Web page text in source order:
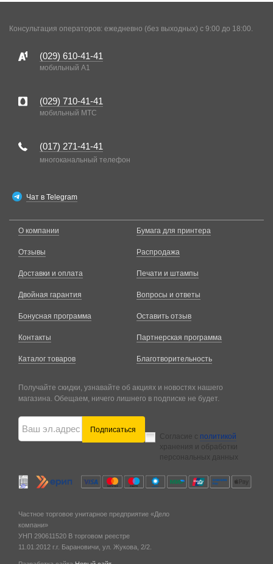
Консультация операторов: ежедневно (без выходных) с 9:00 до 18:00.
(029) 610-41-41
мобильный A1
(029) 710-41-41
мобильный MTC
(017) 271-41-41
многоканальный телефон
Чат в Telegram
О компании
Отзывы
Доставки и оплата
Двойная гарантия
Бонусная программа
Контакты
Каталог товаров
Бумага для принтера
Распродажа
Печати и штампы
Вопросы и ответы
Оставить отзыв
Партнерская программа
Благотворительность
Получайте скидки, узнавайте об акциях и новостях нашего
магазина. Обещаем, ничего лишнего в подписке не будет.
Подписаться
Согласие с политикой
хранения и обработки
персональных данных
Частное торговое унитарное предприятие «Дело
компани»
УНП 290611520 В торговом реестре
11.01.2012 г. г. Барановичи, ул. Жукова, 2/2.